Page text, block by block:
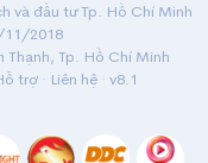
và đầu tư Tp. Hồ Chí Minh
11/2018
Thạnh, Tp. Hồ Chí Minh
trợ · Liên hệ · v8.1